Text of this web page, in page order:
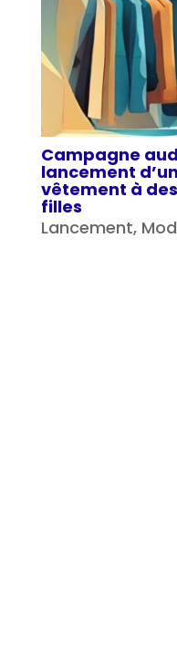
Campagne
lancement
vêtement à
filles
Lancement,